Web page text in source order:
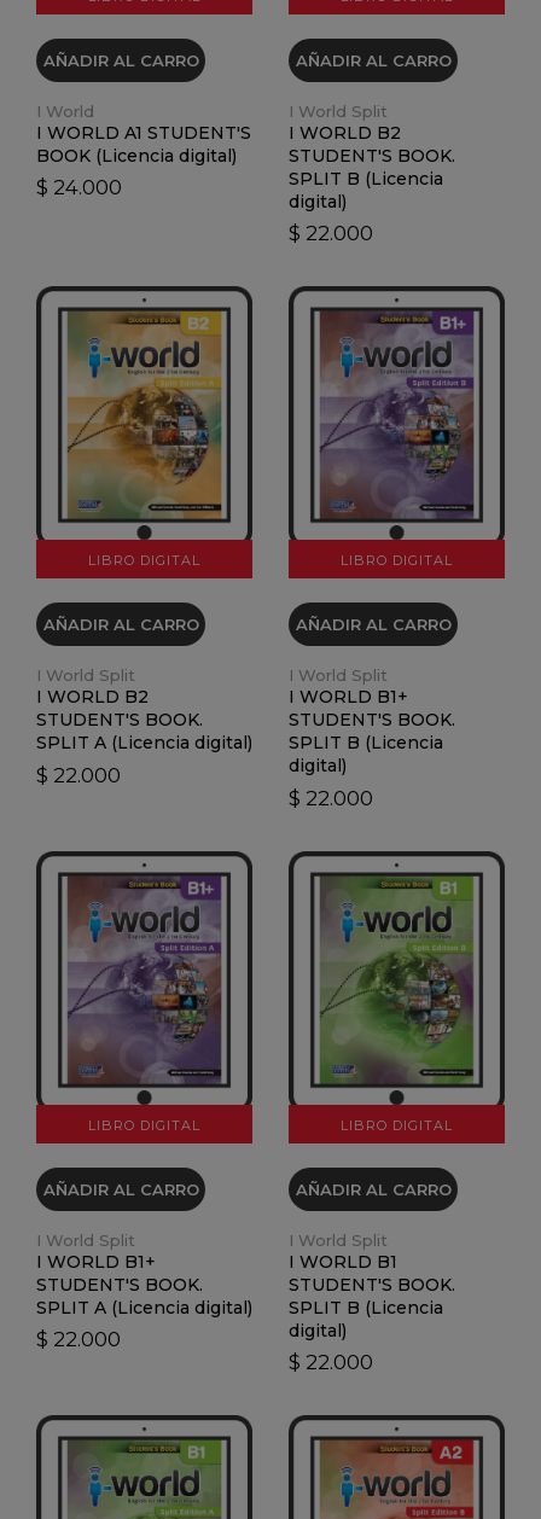
AÑADIR AL CARRO
I World
I WORLD A1 STUDENT'S
BOOK (Licencia digital)
$ 24.000
AÑADIR AL CARRO
I World Split
I WORLD B2
STUDENT'S BOOK.
SPLIT B (Licencia
digital)
$ 22.000
LIBRO DIGITAL
VER DETALLES
AÑADIR AL CARRO
I World Split
I WORLD B2
STUDENT'S BOOK.
SPLIT A (Licencia digital)
$ 22.000
LIBRO DIGITAL
VER DETALLES
AÑADIR AL CARRO
I World Split
I WORLD B1+
STUDENT'S BOOK.
SPLIT B (Licencia
digital)
$ 22.000
LIBRO DIGITAL
VER DETALLES
AÑADIR AL CARRO
I World Split
I WORLD B1+
STUDENT'S BOOK.
SPLIT A (Licencia digital)
$ 22.000
LIBRO DIGITAL
VER DETALLES
AÑADIR AL CARRO
I World Split
I WORLD B1
STUDENT'S BOOK.
SPLIT B (Licencia
digital)
$ 22.000